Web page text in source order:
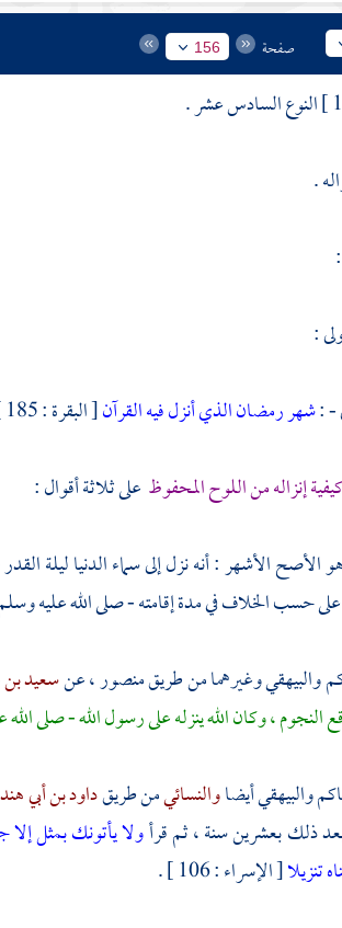
صفحة 156
النوع السادس عشر .
.
:
- :شهر رمضان الذي أنزل فيه القرآن[ البقرة : 185 ] . وقال :
كيفية إنزاله من اللوح المحفوظ على ثلاثة أقوال :
الأصح الأشهر : أنه نزل إلى سماء الدنيا ليلة
حسب الخلاف في مدة إقامته - صلى الله عليه
والبيهقيوغيرهما من طريقمنصور ،عنسعيد بن
النجوم ، وكان الله ينزله على رسول الله - صلى
والبيهقيأيضاوالنسائيمن طريقداود بن أبي
ذلك بعشرين سنة ، ثم قرأولا يأتونك بمثل
تنزيلا[ الإسراء : 106 ] .